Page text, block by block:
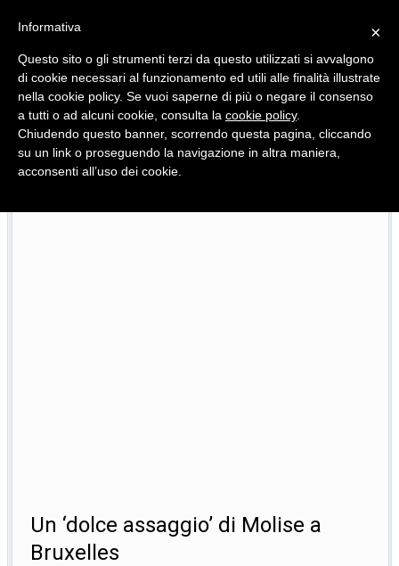
Quotidiano d'informazione distribuito in Molise con
Un ‘dolce assaggio’ di Molise a
Bruxelles
×
Informativa
Questo sito o gli strumenti terzi da questo utilizzati si avvalgono
di cookie necessari al funzionamento ed utili alle finalità illustrate
nella cookie policy. Se vuoi saperne di più o negare il consenso
a tutti o ad alcuni cookie, consulta la cookie policy.
Chiudendo questo banner, scorrendo questa pagina, cliccando
su un link o proseguendo la navigazione in altra maniera,
acconsenti all’uso dei cookie.